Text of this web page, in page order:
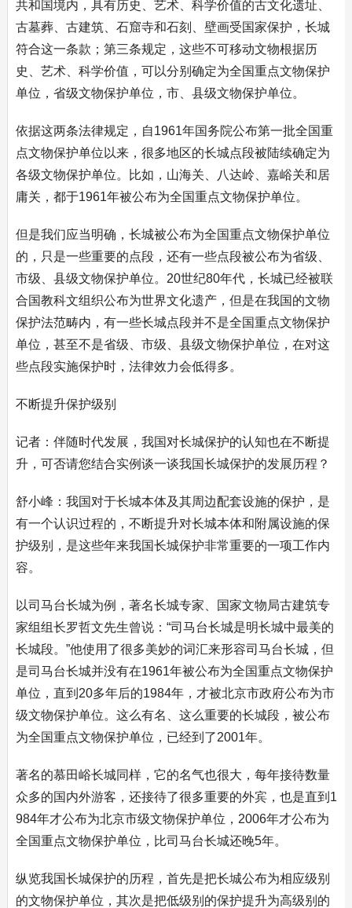
共和国境内，具有历史、艺术、科学价值的古文化遗址、
古墓葬、古建筑、石窟寺和石刻、壁画受国家保护，长城
符合这一条款；第三条规定，这些不可移动文物根据历
史、艺术、科学价值，可以分别确定为全国重点文物保护
单位，省级文物保护单位，市、县级文物保护单位。
依据这两条法律规定，自1961年国务院公布第一批全国重
点文物保护单位以来，很多地区的长城点段被陆续确定为
各级文物保护单位。比如，山海关、八达岭、嘉峪关和居
庸关，都于1961年被公布为全国重点文物保护单位。
但是我们应当明确，长城被公布为全国重点文物保护单位
的，只是一些重要的点段，还有一些点段被公布为省级、
市级、县级文物保护单位。20世纪80年代，长城已经被联
合国教科文组织公布为世界文化遗产，但是在我国的文物
保护法范畴内，有一些长城点段并不是全国重点文物保护
单位，甚至不是省级、市级、县级文物保护单位，在对这
些点段实施保护时，法律效力会低得多。
不断提升保护级别
记者：伴随时代发展，我国对长城保护的认知也在不断提
升，可否请您结合实例谈一谈我国长城保护的发展历程？
舒小峰：我国对于长城本体及其周边配套设施的保护，是
有一个认识过程的，不断提升对长城本体和附属设施的保
护级别，是这些年来我国长城保护非常重要的一项工作内
容。
以司马台长城为例，著名长城专家、国家文物局古建筑专
家组组长罗哲文先生曾说：“司马台长城是明长城中最美的
长城段。”他使用了很多美妙的词汇来形容司马台长城，但
是司马台长城并没有在1961年被公布为全国重点文物保护
单位，直到20多年后的1984年，才被北京市政府公布为市
级文物保护单位。这么有名、这么重要的长城段，被公布
为全国重点文物保护单位，已经到了2001年。
著名的慕田峪长城同样，它的名气也很大，每年接待数量
众多的国内外游客，还接待了很多重要的外宾，也是直到1
984年才公布为北京市级文物保护单位，2006年才公布为
全国重点文物保护单位，比司马台长城还晚5年。
纵览我国长城保护的历程，首先是把长城公布为相应级别
的文物保护单位，其次是把低级别的保护提升为高级别的